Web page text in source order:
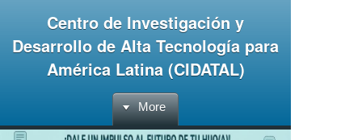
Centro de Investigación y
Desarrollo de Alta Tecnología para
América Latina (CIDATAL)
More